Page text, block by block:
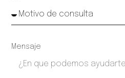
Mensaje